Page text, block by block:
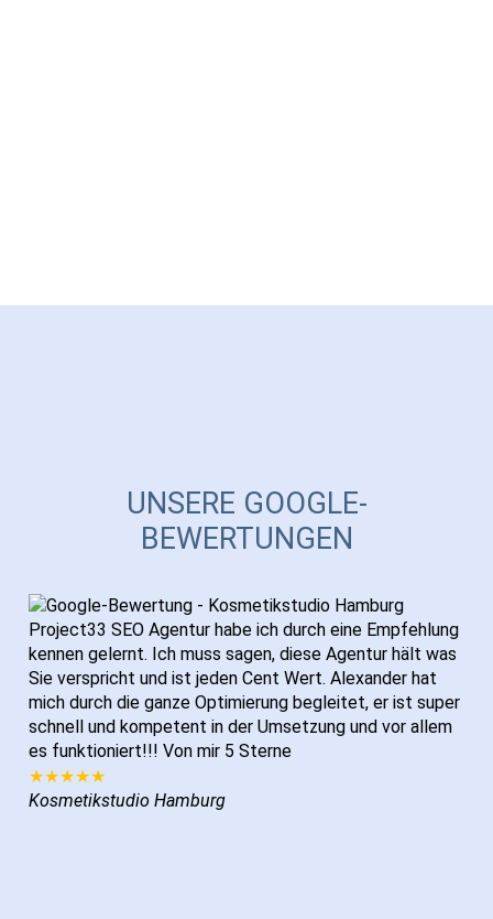
UNSERE GOOGLE-
BEWERTUNGEN
Project33 SEO Agentur habe ich durch eine Empfehlung
kennen gelernt. Ich muss sagen, diese Agentur hält was
Sie verspricht und ist jeden Cent Wert. Alexander hat
mich durch die ganze Optimierung begleitet, er ist super
schnell und kompetent in der Umsetzung und vor allem
es funktioniert!!! Von mir 5 Sterne
★★★★★
Kosmetikstudio Hamburg